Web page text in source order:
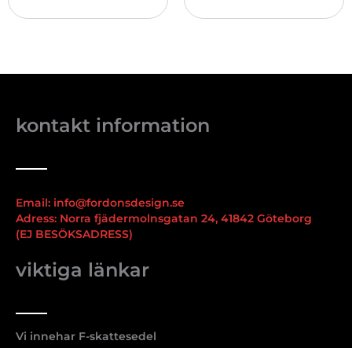
kontakt information
Email: info@fordonsdesign.se
Adress: Norra fjädermolnsgatan 24, 41842 Göteborg
(EJ BESÖKSADRESS)
viktiga länkar
Vi innehar F-skattesedel